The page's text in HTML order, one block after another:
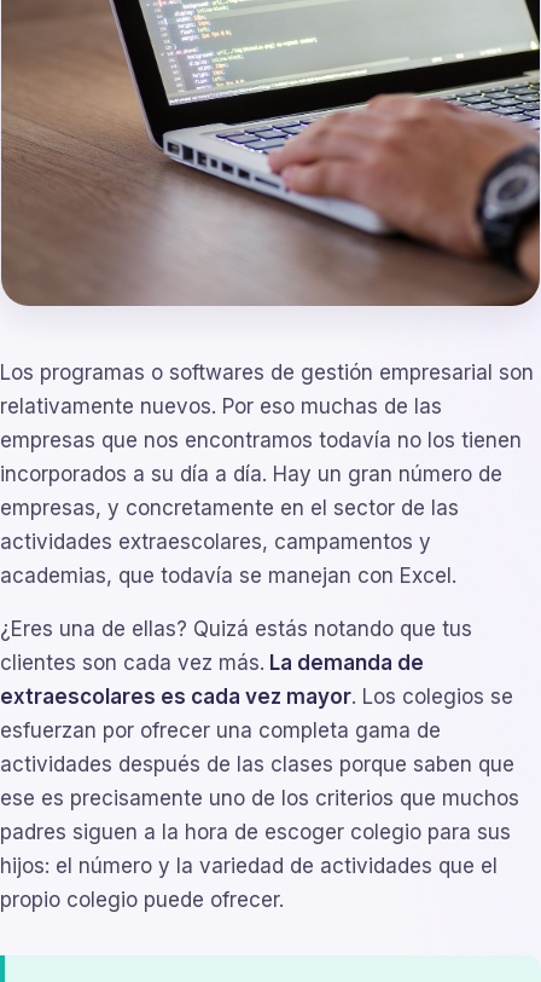
Los programas o softwares de gestión empresarial son
relativamente nuevos. Por eso muchas de las
empresas que nos encontramos todavía no los tienen
incorporados a su día a día. Hay un gran número de
empresas, y concretamente en el sector de las
actividades extraescolares, campamentos y
academias, que todavía se manejan con Excel.
¿Eres una de ellas? Quizá estás notando que tus
clientes son cada vez más. La demanda de
extraescolares es cada vez mayor. Los colegios se
esfuerzan por ofrecer una completa gama de
actividades después de las clases porque saben que
ese es precisamente uno de los criterios que muchos
padres siguen a la hora de escoger colegio para sus
hijos: el número y la variedad de actividades que el
propio colegio puede ofrecer.